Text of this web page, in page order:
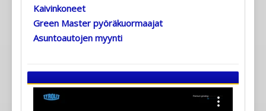
Kaivinkoneet
Green Master pyöräkuormaajat
Asuntoautojen myynti